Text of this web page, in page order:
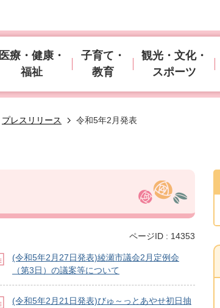
医療・健康・
福祉
子育て・
教育
観光・文化・
スポーツ
プレスリリース 令和5年2月発表
ページID : 14353
(令和5年2月27日発表)綾瀬市議会2月定例会
（第3日）の議案等について
(令和5年2月21日発表)びゅ～っとあやせ初日抽